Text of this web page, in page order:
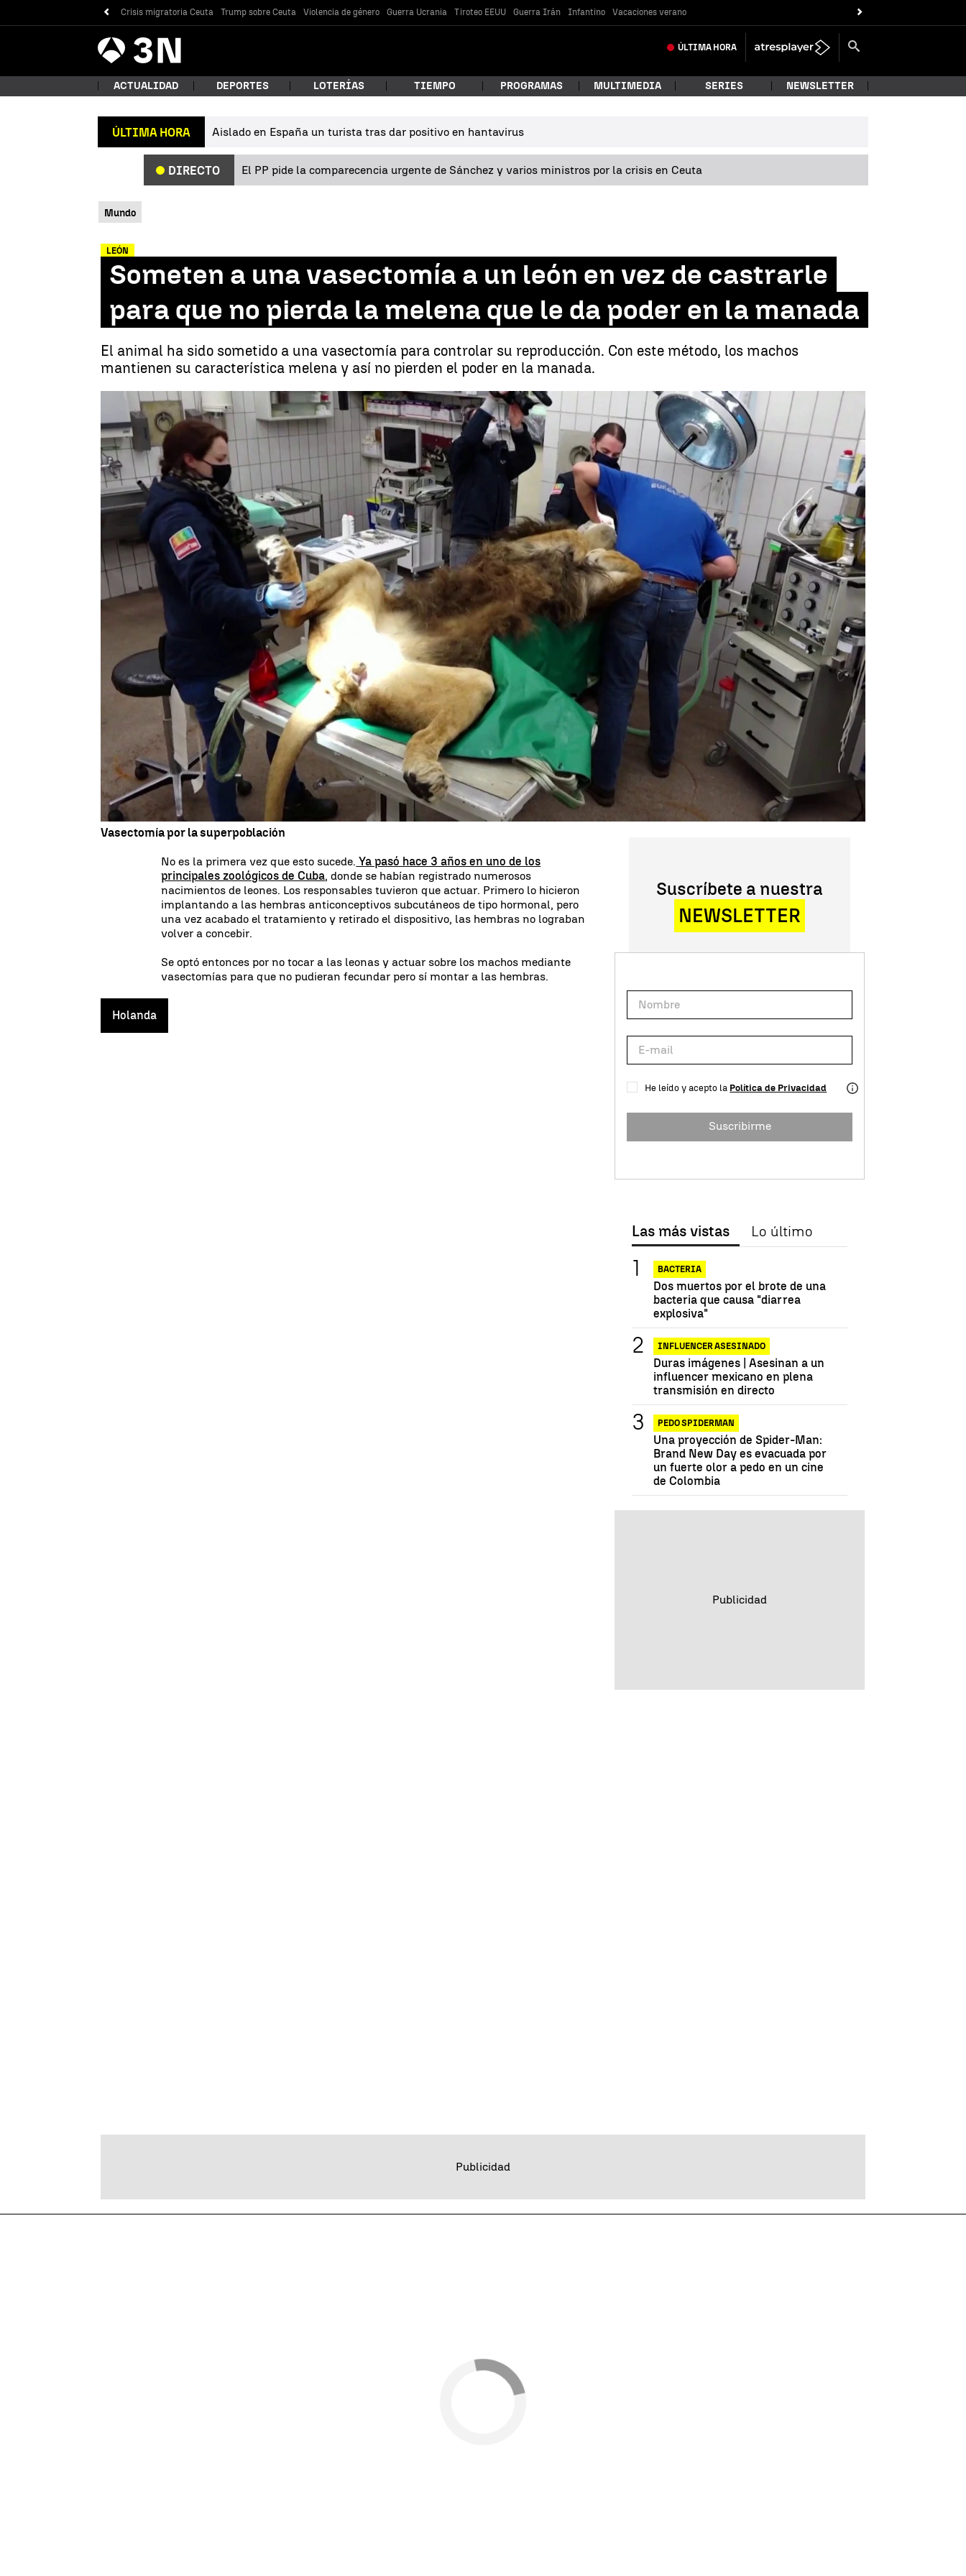
Crisis migratoria Ceuta Trump sobre Ceuta Violencia de género Guerra Ucrania Tiroteo EEUU Guerra Irán Infantino Vacaciones verano
Antena
3 Noticias ÚLTIMA HORA
¿Qué estás buscando?
Buscar
ACTUALIDAD DEPORTES LOTERÍAS TIEMPO PROGRAMAS MULTIMEDIA SERIES NEWSLETTER
ÚLTIMA HORA Aislado en España un turista tras dar positivo en hantavirus
DIRECTO El PP pide la comparecencia urgente de Sánchez y varios ministros por la crisis en Ceuta
Mundo
LEÓN
Someten a una vasectomía a un león en vez de castrarle
para que no pierda la melena que le da poder en la manada
El animal ha sido sometido a una vasectomía para controlar su reproducción. Con este método, los machos
mantienen su característica melena y así no pierden el poder en la manada.
Someten a una vasectomía a un león en vez de castrarle para que no pierda la melena que le da poder en la manada |
Antena 3 Noticias
12 de marzo de 2021, 10:45 Whatsapp
Facebook Linkedin
Los abundantes nacimientos de leonesen un zoológico de Holanda han llevado a
sus responsables acontrolar la prolífica reproducción de estos animales.
Los encargados de hacerle la operación al animal han explicado que no se trata
de
una castración,
sino que le han hecho una vasectomía con la intención de que
el animal no pierda su característica melena, símbolo de su posición jerárquica
dentro de la manada.
Vasectomía por la superpoblación
No es la primera vez que esto sucede. Ya pasó hace 3 años en uno de los
principales zoológicos de Cuba, donde se habían registrado numerosos
nacimientos de leones. Los responsables tuvieron que actuar. Primero lo hicieron
implantando a las hembras anticonceptivos subcutáneos de tipo hormonal, pero
una vez acabado el tratamiento y retirado el dispositivo, las hembras no lograban
volver a concebir.
Se optó entonces por no tocar a las leonas y actuar sobre los machos mediante
vasectomías para que no pudieran fecundar pero sí montar a las hembras.
Holanda
Suscríbete a nuestra
NEWSLETTER
He leído y acepto la Política de Privacidad
Suscribirme
Las más vistas Lo último
BACTERIA
Dos muertos por el brote de una
bacteria que causa "diarrea
explosiva"
INFLUENCER ASESINADO
Duras imágenes | Asesinan a un
influencer mexicano en plena
transmisión en directo
PEDO SPIDERMAN
Una proyección de Spider-Man:
Brand New Day es evacuada por
un fuerte olor a pedo en un cine
de Colombia